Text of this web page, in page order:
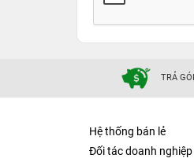
TRẢ
Hệ thống bán lẻ
Đối tác doanh nghiệp